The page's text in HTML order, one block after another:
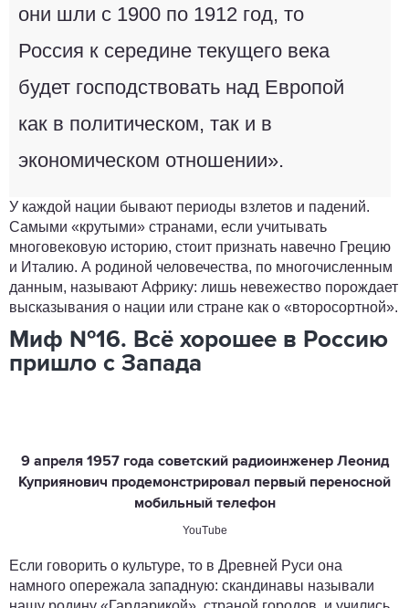
они шли с 1900 по 1912 год, то
Россия к середине текущего века
будет господствовать над Европой
как в политическом, так и в
экономическом отношении».
У каждой нации бывают периоды взлетов и падений.
Самыми «крутыми» странами, если учитывать
многовековую историю, стоит признать навечно Грецию
и Италию. А родиной человечества, по многочисленным
данным, называют Африку: лишь невежество порождает
высказывания о нации или стране как о «второсортной».
Миф №16. Всё хорошее в Россию
пришло с Запада
9 апреля 1957 года советский радиоинженер Леонид
Куприянович продемонстрировал первый переносной
мобильный телефон
YouTube
Если говорить о культуре, то в Древней Руси она
намного опережала западную: скандинавы называли